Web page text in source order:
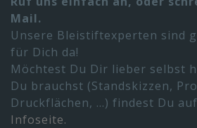
Mail.
Unsere Bleistiftexperten sind
für Dich da!
Möchtest Du Dir lieber selbst
Du brauchst (Standskizzen,
Druckflächen, ...) findest Du
Infoseite.